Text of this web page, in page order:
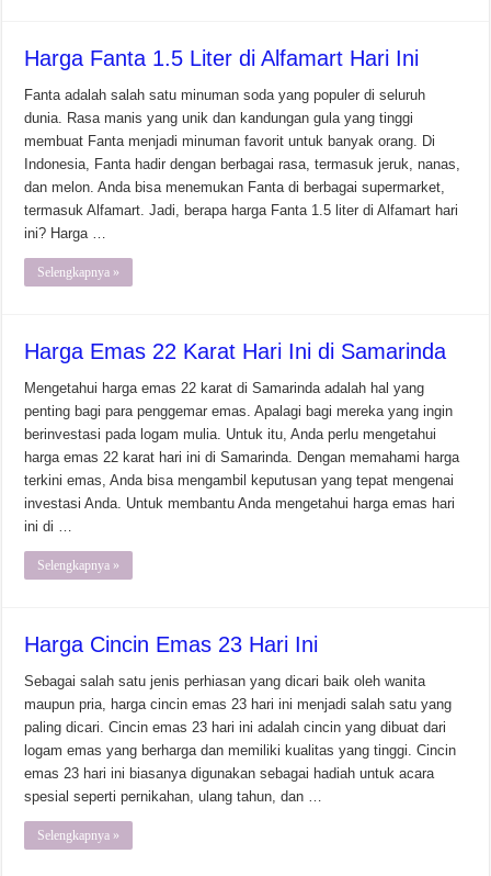
Harga Fanta 1.5 Liter di Alfamart Hari Ini
Fanta adalah salah satu minuman soda yang populer di seluruh
dunia. Rasa manis yang unik dan kandungan gula yang tinggi
membuat Fanta menjadi minuman favorit untuk banyak orang. Di
Indonesia, Fanta hadir dengan berbagai rasa, termasuk jeruk, nanas,
dan melon. Anda bisa menemukan Fanta di berbagai supermarket,
termasuk Alfamart. Jadi, berapa harga Fanta 1.5 liter di Alfamart hari
ini? Harga …
Selengkapnya »
Harga Emas 22 Karat Hari Ini di Samarinda
Mengetahui harga emas 22 karat di Samarinda adalah hal yang
penting bagi para penggemar emas. Apalagi bagi mereka yang ingin
berinvestasi pada logam mulia. Untuk itu, Anda perlu mengetahui
harga emas 22 karat hari ini di Samarinda. Dengan memahami harga
terkini emas, Anda bisa mengambil keputusan yang tepat mengenai
investasi Anda. Untuk membantu Anda mengetahui harga emas hari
ini di …
Selengkapnya »
Harga Cincin Emas 23 Hari Ini
Sebagai salah satu jenis perhiasan yang dicari baik oleh wanita
maupun pria, harga cincin emas 23 hari ini menjadi salah satu yang
paling dicari. Cincin emas 23 hari ini adalah cincin yang dibuat dari
logam emas yang berharga dan memiliki kualitas yang tinggi. Cincin
emas 23 hari ini biasanya digunakan sebagai hadiah untuk acara
spesial seperti pernikahan, ulang tahun, dan …
Selengkapnya »